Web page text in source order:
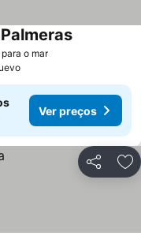
o mar
Ver preços
Partilhar